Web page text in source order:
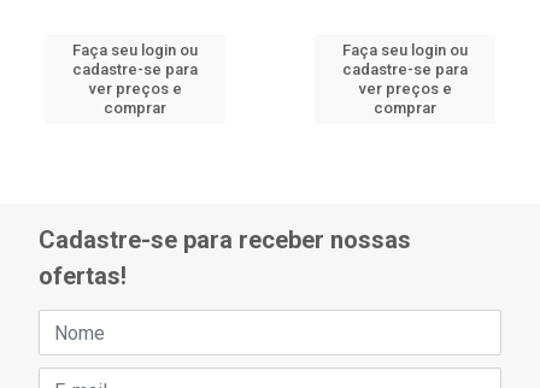
Faça seu login ou
cadastre-se para
ver preços e
comprar
Faça seu login ou
cadastre-se para
ver preços e
comprar
Cadastre-se para receber nossas
ofertas!